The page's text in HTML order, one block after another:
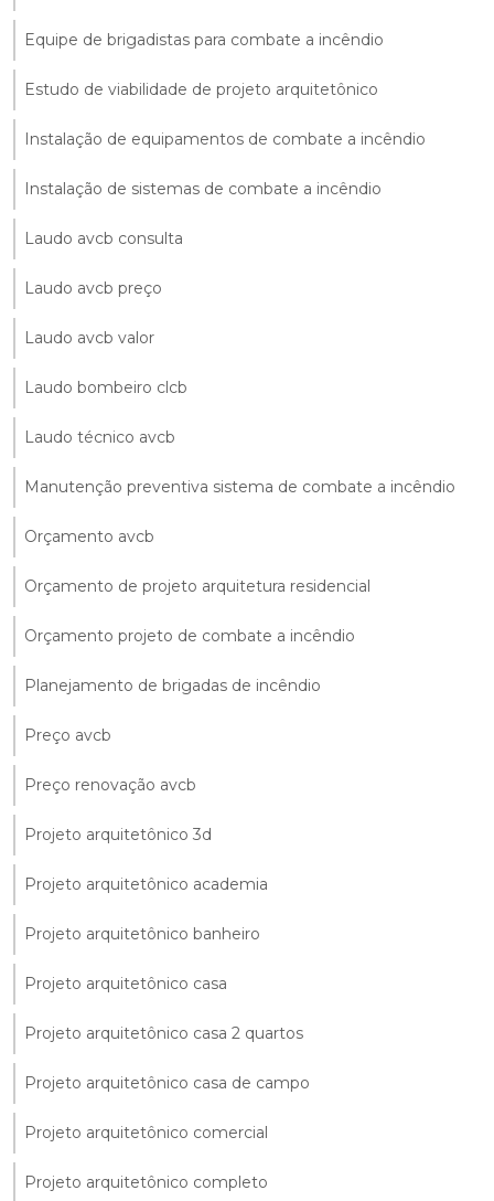
Equipe de brigadistas para combate a incêndio
Estudo de viabilidade de projeto arquitetônico
Instalação de equipamentos de combate a incêndio
Instalação de sistemas de combate a incêndio
Laudo avcb consulta
Laudo avcb preço
Laudo avcb valor
Laudo bombeiro clcb
Laudo técnico avcb
Manutenção preventiva sistema de combate a incêndio
Orçamento avcb
Orçamento de projeto arquitetura residencial
Orçamento projeto de combate a incêndio
Planejamento de brigadas de incêndio
Preço avcb
Preço renovação avcb
Projeto arquitetônico 3d
Projeto arquitetônico academia
Projeto arquitetônico banheiro
Projeto arquitetônico casa
Projeto arquitetônico casa 2 quartos
Projeto arquitetônico casa de campo
Projeto arquitetônico comercial
Projeto arquitetônico completo